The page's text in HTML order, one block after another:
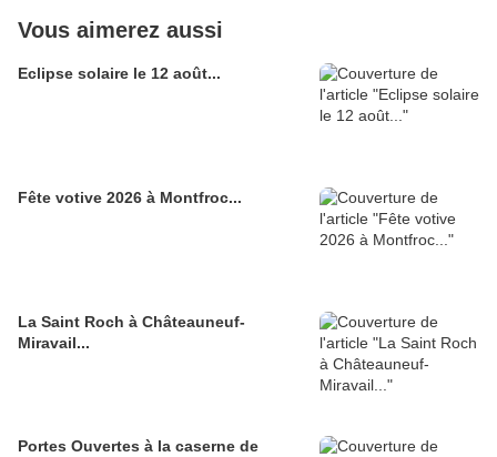
Vous aimerez aussi
Eclipse solaire le 12 août...
Fête votive 2026 à Montfroc...
La Saint Roch à Châteauneuf-
Miravail...
Portes Ouvertes à la caserne de